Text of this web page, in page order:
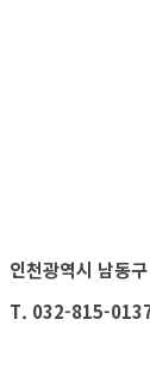
인천광역시 남동
T. 032-815-